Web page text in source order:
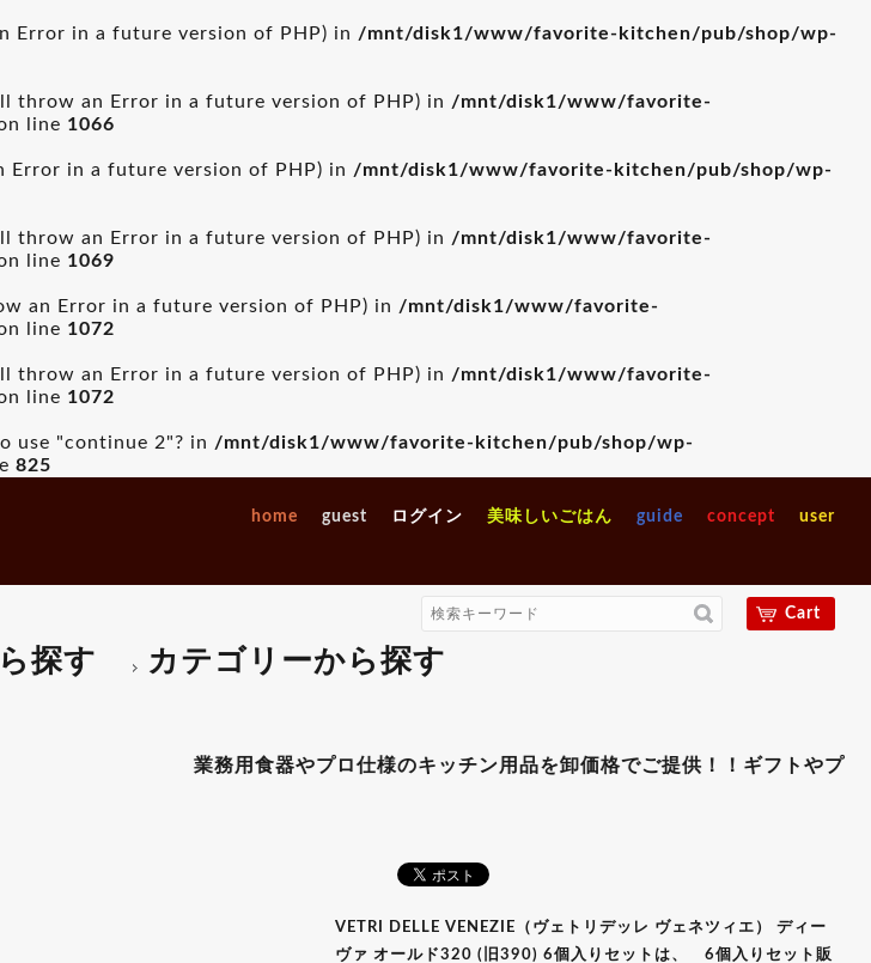
Error in a future version of PHP) in /mnt/disk1/www/favorite-kitchen/pub/shop/wp-
throw an Error in a future version of PHP) in /mnt/disk1/www/favorite-
line 1066
Error in a future version of PHP) in /mnt/disk1/www/favorite-kitchen/pub/shop/wp-
throw an Error in a future version of PHP) in /mnt/disk1/www/favorite-
line 1069
an Error in a future version of PHP) in /mnt/disk1/www/favorite-
line 1072
throw an Error in a future version of PHP) in /mnt/disk1/www/favorite-
line 1072
use "continue 2"? in /mnt/disk1/www/favorite-kitchen/pub/shop/wp-
825
home guest ログイン 美味しいごはん guide concept user
Cart
探す
カテゴリーから探す
業務用食器やプロ仕様のキッチン用品を卸価格でご提供！！ギフトやプレゼン
ヴェネツィエ） ディーヴァ オールド320
VETRI DELLE VENEZIE（ヴェトリデッレ ヴェネツィエ） ディー
ヴァ オールド320 (旧390) 6個入りセットは、 6個入りセット販